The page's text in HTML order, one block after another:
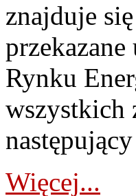
znajduje
Rynku
wszystkich
Więcej...